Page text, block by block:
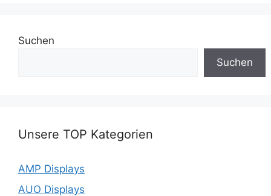
Suchen
Suchen
Unsere TOP Kategorien
AMP Displays
AUO Displays